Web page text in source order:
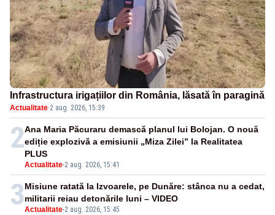
Infrastructura irigațiilor din România, lăsată în paragină
Actualitate·2 aug. 2026, 15:39
2
Actualitate-2 aug. 2026, 15:41
Ana Maria Păcuraru demască planul lui Bolojan. O nouă
ediție explozivă a emisiunii „Miza Zilei” la Realitatea
PLUS
3Actualitate-2 aug. 2026, 15:45
Misiune ratată la Izvoarele, pe Dunăre: stânca nu a cedat,
militarii reiau detonările luni – VIDEO